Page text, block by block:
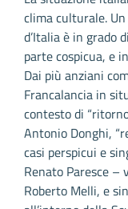
clima culturale.
d’Italia è in grado
parte cospicua, e
Dai più anziani
Francalancia in
contesto di
Antonio Donghi,
casi perspicui e
Renato Paresce –
Roberto Melli, e